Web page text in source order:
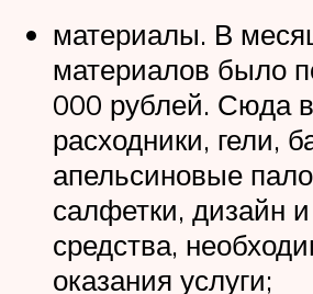
материалы. В
материалов было
000 рублей. Сюда
расходники, гели,
апельсиновые
салфетки, дизайн
средства,
оказания услуги;